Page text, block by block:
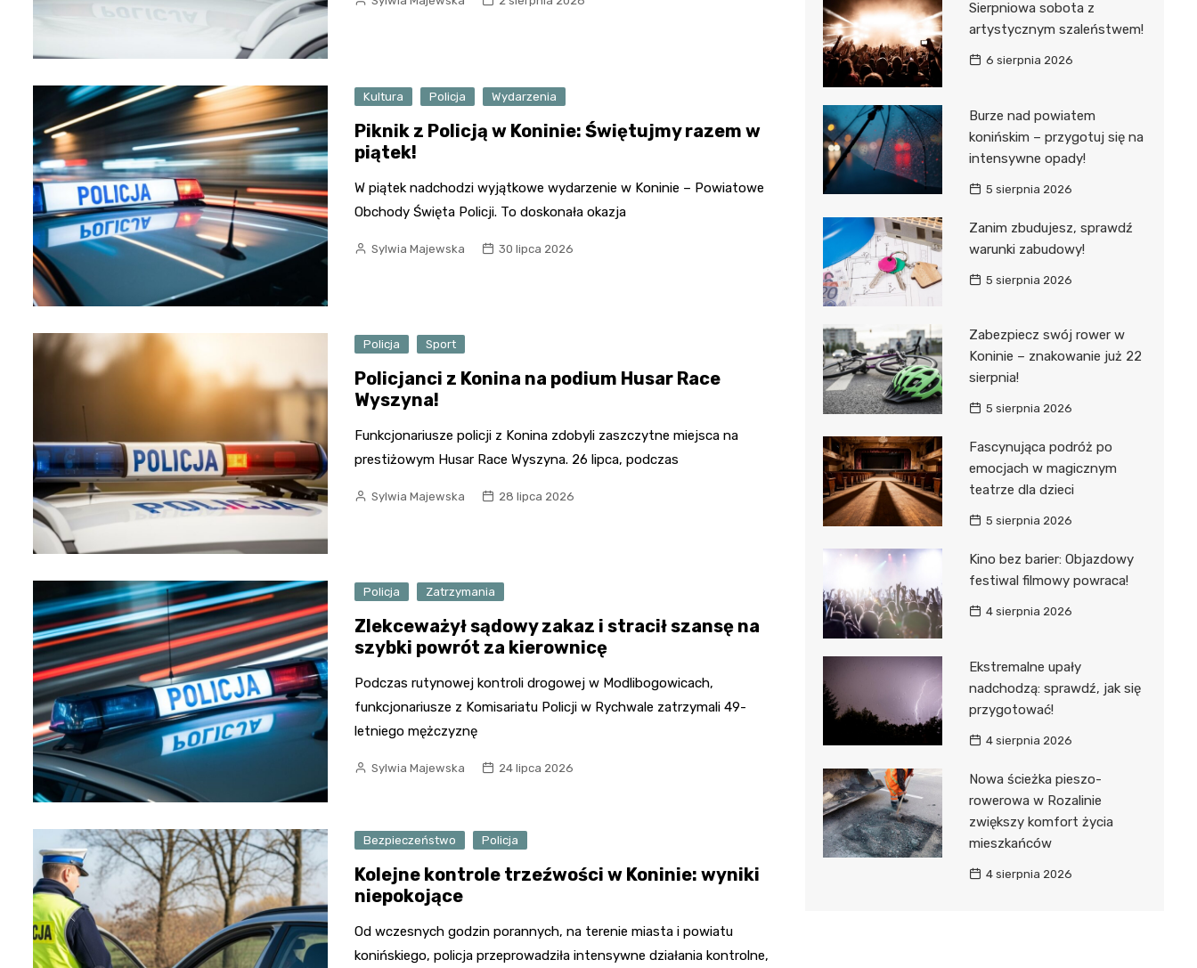
Wieża widokowa Złota
Kościół św. Piotra i Pawła
w Starym Mieście
Zespół klasztorny w
Zamek w Gosławicach
Kultura Policja Wydarzenia
Piknik z Policją w Koninie: Świętujmy razem w
piątek!
W piątek nadchodzi wyjątkowe wydarzenie w Koninie – Powiatowe
Obchody Święta Policji. To doskonała okazja
Sylwia Majewska 30 lipca 2026
Policja Sport
Policjanci z Konina na podium Husar Race
Wyszyna!
Funkcjonariusze policji z Konina zdobyli zaszczytne miejsca na
prestiżowym Husar Race Wyszyna. 26 lipca, podczas
Sylwia Majewska 28 lipca 2026
Policja Zatrzymania
Zlekceważył sądowy zakaz i stracił szansę na
szybki powrót za kierownicę
Podczas rutynowej kontroli drogowej w Modlibogowicach,
funkcjonariusze z Komisariatu Policji w Rychwale zatrzymali 49-
letniego mężczyznę
Sylwia Majewska 24 lipca 2026
Bezpieczeństwo Policja
Kolejne kontrole trzeźwości w Koninie: wyniki
niepokojące
Od wczesnych godzin porannych, na terenie miasta i powiatu
konińskiego, policja przeprowadziła intensywne działania kontrolne,
Sierpniowa sobota z
artystycznym szaleństwem!
6 sierpnia 2026
Burze nad powiatem
konińskim – przygotuj się na
intensywne opady!
5 sierpnia 2026
Zanim zbudujesz, sprawdź
warunki zabudowy!
5 sierpnia 2026
Zabezpiecz swój rower w
Koninie – znakowanie już 22
sierpnia!
5 sierpnia 2026
Fascynująca podróż po
emocjach w magicznym
teatrze dla dzieci
5 sierpnia 2026
Kino bez barier: Objazdowy
festiwal filmowy powraca!
4 sierpnia 2026
Ekstremalne upały
nadchodzą: sprawdź, jak się
przygotować!
4 sierpnia 2026
Nowa ścieżka pieszo-
rowerowa w Rozalinie
zwiększy komfort życia
mieszkańców
4 sierpnia 2026